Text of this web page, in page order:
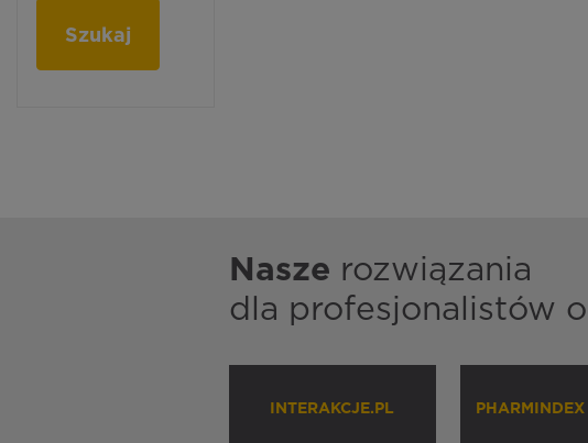
Szukaj
Nasze rozwiązania
dla profesjonalistów
INTERAKCJE.PL